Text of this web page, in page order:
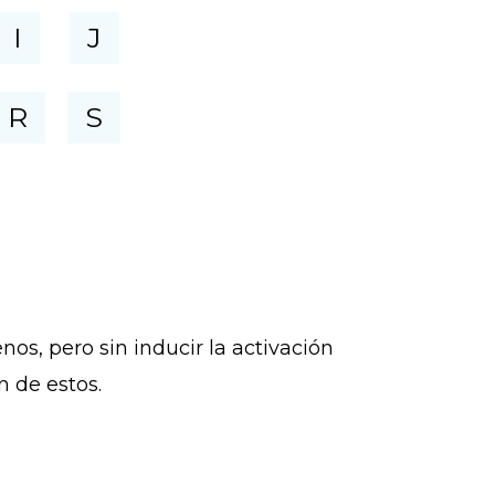
I
R
J
S
pero sin inducir la activación
de estos.